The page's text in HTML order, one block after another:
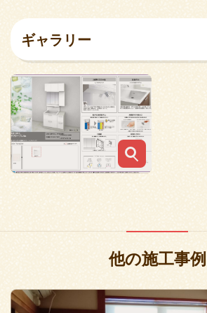
ギャラリー
他の施工事例